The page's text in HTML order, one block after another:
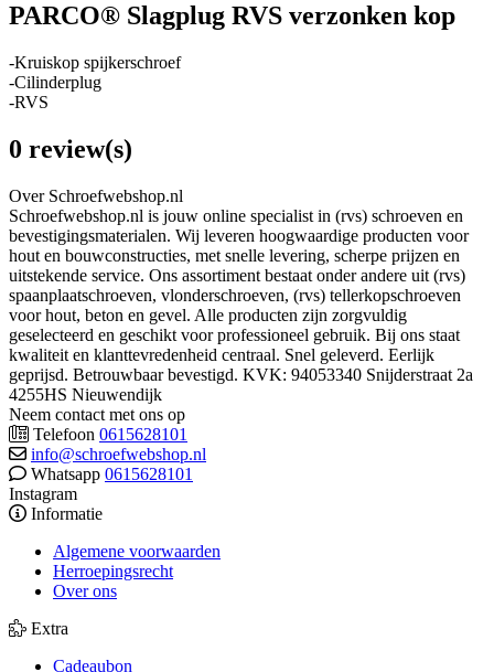
PARCO® Slagplug RVS verzonken kop
-Kruiskop spijkerschroef
-Cilinderplug
-RVS
0 review(s)
Over Schroefwebshop.nl
Schroefwebshop.nl is jouw online specialist in (rvs) schroeven en
bevestigingsmaterialen. Wij leveren hoogwaardige producten voor
hout en bouwconstructies, met snelle levering, scherpe prijzen en
uitstekende service. Ons assortiment bestaat onder andere uit (rvs)
spaanplaatschroeven, vlonderschroeven, (rvs) tellerkopschroeven
voor hout, beton en gevel. Alle producten zijn zorgvuldig
geselecteerd en geschikt voor professioneel gebruik. Bij ons staat
kwaliteit en klanttevredenheid centraal. Snel geleverd. Eerlijk
geprijsd. Betrouwbaar bevestigd. KVK: 94053340 Snijderstraat 2a
4255HS Nieuwendijk
Neem contact met ons op
Telefoon 0615628101
info@schroefwebshop.nl
Whatsapp 0615628101
Instagram
Informatie
Algemene voorwaarden
Herroepingsrecht
Over ons
Extra
Cadeaubon